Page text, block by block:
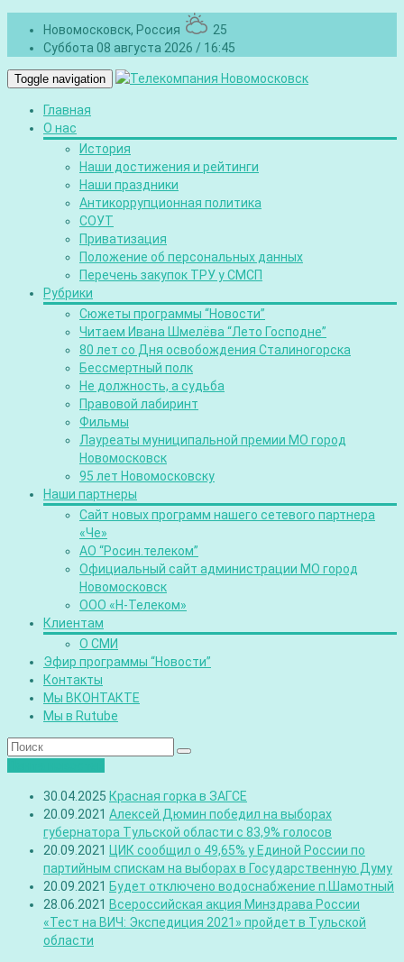
Новомосковск, Россия
25
Суббота 08 августа 2026 / 16:45
Toggle navigation
Главная
О нас
История
Наши достижения и рейтинги
Наши праздники
Антикоррупционная политика
СОУТ
Приватизация
Положение об персональных данных
Перечень закупок ТРУ у СМСП
Рубрики
Сюжеты программы “Новости”
Читаем Ивана Шмелёва “Лето Господне”
80 лет со Дня освобождения Сталиногорска
Бессмертный полк
Не должность, а судьба
Правовой лабиринт
Фильмы
Лауреаты муниципальной премии МО город
Новомосковск
95 лет Новомосковску
Наши партнеры
Сайт новых программ нашего сетевого партнера
«Че»
АО “Росин.телеком”
Официальный сайт администрации МО город
Новомосковск
ООО «Н-Телеком»
Клиентам
О СМИ
Эфир программы “Новости”
Контакты
Мы ВКОНТАКТЕ
Мы в Rutube
30.04.2025 Красная горка в ЗАГСЕ
20.09.2021 Алексей Дюмин победил на выборах
губернатора Тульской области с 83,9% голосов
20.09.2021 ЦИК сообщил о 49,65% у Единой России по
партийным спискам на выборах в Государственную Думу
20.09.2021 Будет отключено водоснабжение п.Шамотный
28.06.2021 Всероссийская акция Минздрава России
«Тест на ВИЧ: Экспедиция 2021» пройдет в Тульской
области